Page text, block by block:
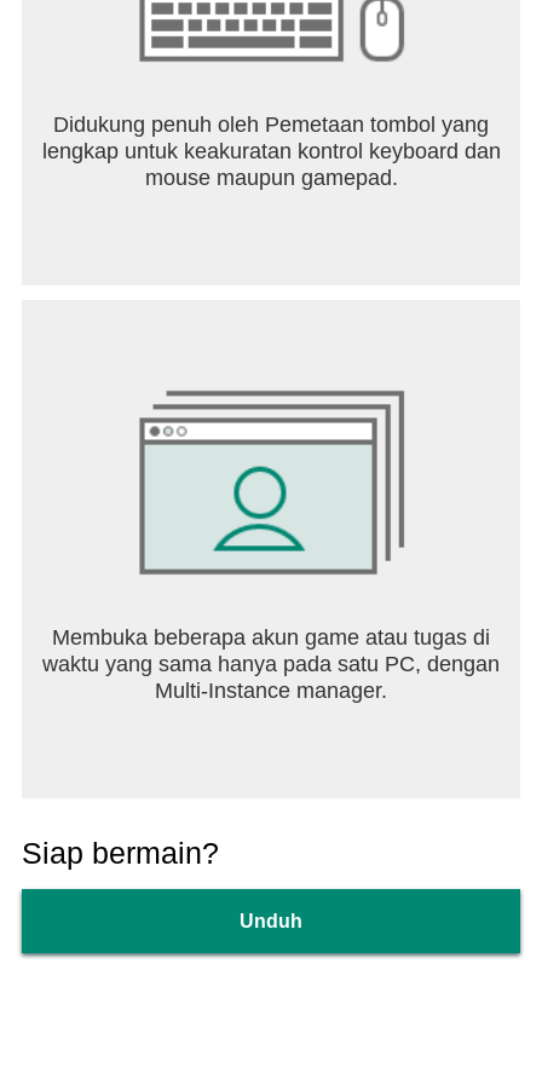
https://www.instagram.com/dislyte_official/
Twitter: https://twitter.com/dislyte
Reddit: https://www.reddit.com/r/Dislyte/
Didukung penuh oleh Pemetaan tombol yang
lengkap untuk keakuratan kontrol keyboard dan
mouse maupun gamepad.
Membuka beberapa akun game atau tugas di
waktu yang sama hanya pada satu PC, dengan
Multi-Instance manager.
Siap bermain?
Unduh